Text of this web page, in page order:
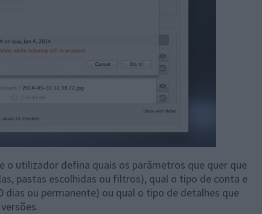
o utilizador defina quais os parâmetros que quer que
pastas escolhidas ou filtros), qual o tipo de conta e
dias ou permanente) ou qual o tipo de detalhes que